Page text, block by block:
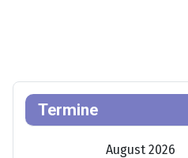
Termine
August 2026